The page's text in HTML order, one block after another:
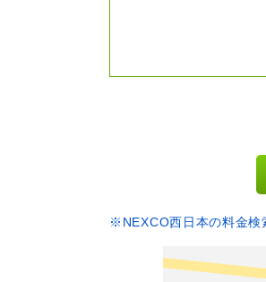
※NEXCO西日本の料金検